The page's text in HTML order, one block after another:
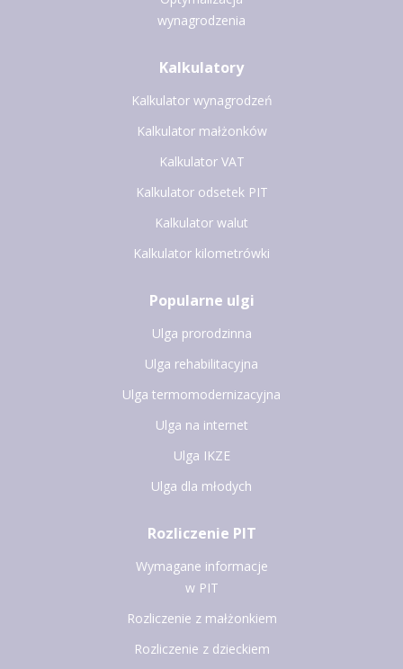
wynagrodzenia
Kalkulatory
Kalkulator wynagrodzeń
Kalkulator małżonków
Kalkulator VAT
Kalkulator odsetek PIT
Kalkulator walut
Kalkulator kilometrówki
Popularne ulgi
Ulga prorodzinna
Ulga rehabilitacyjna
Ulga termomodernizacyjna
Ulga na internet
Ulga IKZE
Ulga dla młodych
Rozliczenie PIT
Wymagane informacje
w PIT
Rozliczenie z małżonkiem
Rozliczenie z dzieckiem